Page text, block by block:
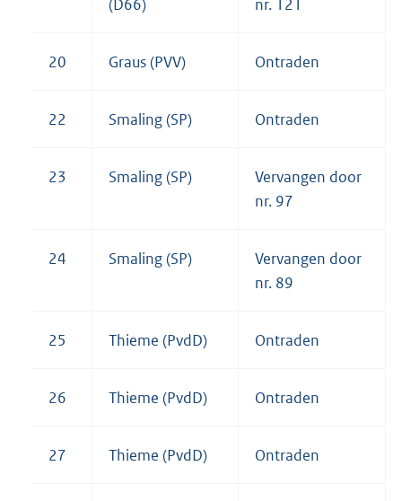
(D66) nr. 121
20 Graus (PVV) Ontraden
22 Smaling (SP) Ontraden
23 Smaling (SP)
Vervangen door
nr. 97
24 Smaling (SP)
Vervangen door
nr. 89
25 Thieme (PvdD) Ontraden
26 Thieme (PvdD) Ontraden
27 Thieme (PvdD) Ontraden